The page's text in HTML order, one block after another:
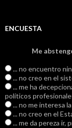
ENCUESTA
Me
... no encuentro
... no creo en el
... me ha
políticos
... no me interesa
... no creo en el
... me da pereza ir,